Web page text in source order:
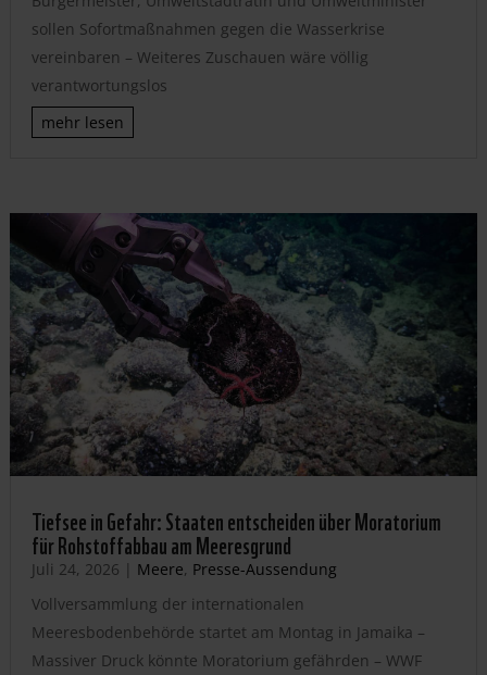
sollen Sofortmaßnahmen gegen die Wasserkrise
vereinbaren – Weiteres Zuschauen wäre völlig
verantwortungslos
mehr lesen
Tiefsee in Gefahr: Staaten entscheiden über Moratorium
für Rohstoffabbau am Meeresgrund
Juli 24, 2026 | Meere, Presse-Aussendung
Vollversammlung der internationalen
Meeresbodenbehörde startet am Montag in Jamaika –
Massiver Druck könnte Moratorium gefährden – WWF